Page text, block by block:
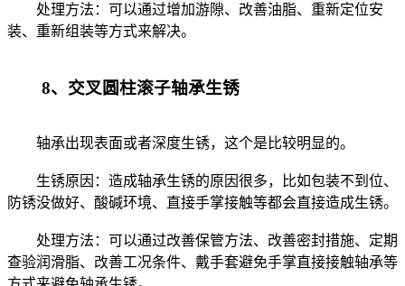
处理方法：可以通过增加游隙、改善油脂、重新定位安
装、重新组装等方式来解决。
8、交叉圆柱滚子轴承生锈
轴承出现表面或者深度生锈，这个是比较明显的。
生锈原因：造成轴承生锈的原因很多，比如包装不到位、
防锈没做好、酸碱环境、直接手掌接触等都会直接造成生锈。
处理方法：可以通过改善保管方法、改善密封措施、定期
查验润滑脂、改善工况条件、戴手套避免手掌直接接触轴承等